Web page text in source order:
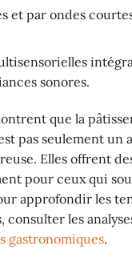
et par ondes
sonores.
que la
pas seulement un
Elles offrent
pour ceux qui
approfondir les
consulter les
gastronomiques.